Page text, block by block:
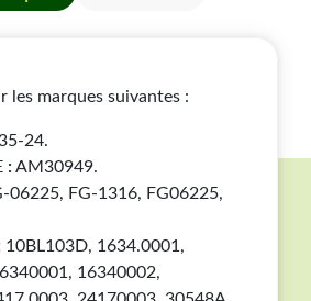
.
les marques suivantes :
24.
:AM30949.
06225, FG-1316, FG06225,
10BL103D, 1634.0001,
16340002,